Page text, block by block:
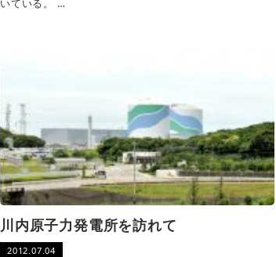
いている。 …
川内原子力発電所を訪れて
2012.07.04